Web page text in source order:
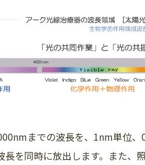
までの波長を、1nm単位
を同時に放出します。また、